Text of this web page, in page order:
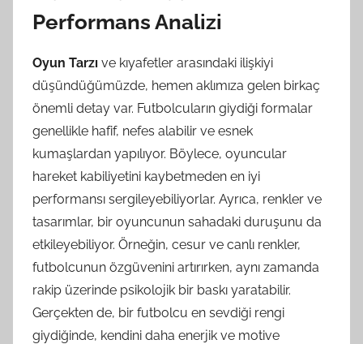
Performans Analizi
Oyun Tarzı ve kıyafetler arasındaki ilişkiyi
düşündüğümüzde, hemen aklımıza gelen birkaç
önemli detay var. Futbolcuların giydiği formalar
genellikle hafif, nefes alabilir ve esnek
kumaşlardan yapılıyor. Böylece, oyuncular
hareket kabiliyetini kaybetmeden en iyi
performansı sergileyebiliyorlar. Ayrıca, renkler ve
tasarımlar, bir oyuncunun sahadaki duruşunu da
etkileyebiliyor. Örneğin, cesur ve canlı renkler,
futbolcunun özgüvenini artırırken, aynı zamanda
rakip üzerinde psikolojik bir baskı yaratabilir.
Gerçekten de, bir futbolcu en sevdiği rengi
giydiğinde, kendini daha enerjik ve motive